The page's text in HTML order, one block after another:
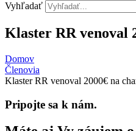
Vyhľadať
Klaster RR venoval
Domov
Členovia
Klaster RR venoval 2000€ na
Pripojte sa k nám.